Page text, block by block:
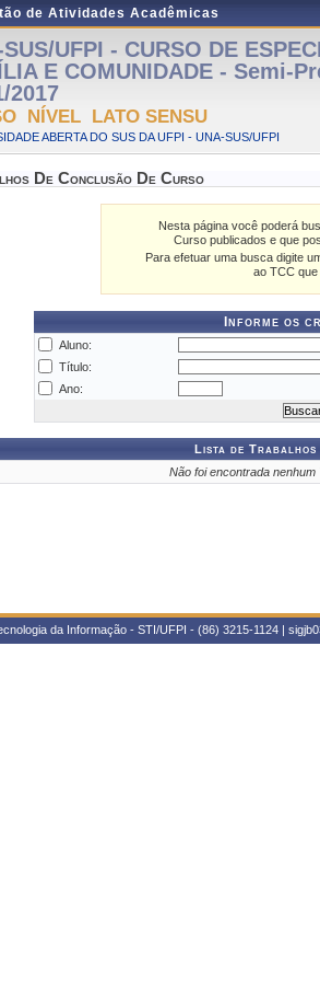
de Atividades Acadêmicas
SUS/UFPI - CURSO DE
E COMUNIDADE - Semi-
2017
NÍVEL LATO SENSU
ABERTA DO SUS DA UFPI - UNA-SUS/UFPI
De Conclusão De Curso
Nesta página você poderá
Curso publicados e que
Para efetuar uma busca digite
ao TCC que
Informe os
Aluno:
Título:
Ano:
Lista de Trabalhos
Não foi encontrada nenhum
da Informação - STI/UFPI - (86) 3215-1124 |